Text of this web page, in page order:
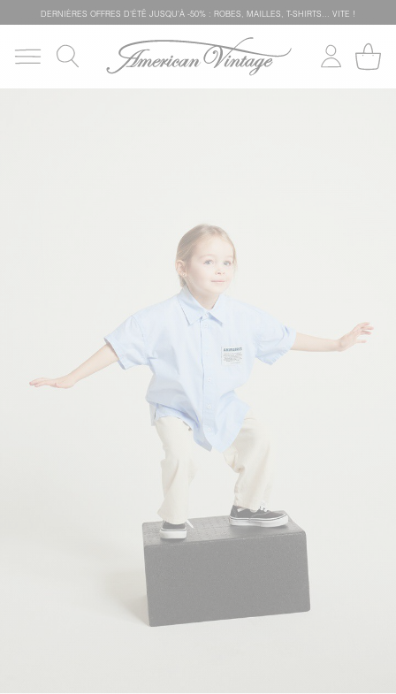
DERNIÈRES OFFRES D'ÉTÊ JUSQU'À -50% : ROBES, MAILLES, T-SHIRTS... VITE !